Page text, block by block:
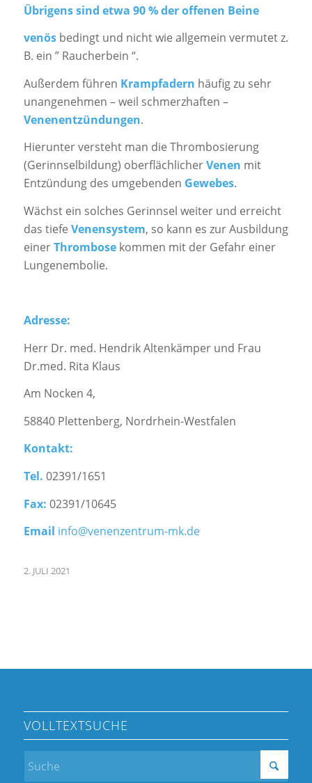
Übrigens sind etwa 90 % der offenen Beine
venösbedingt und nicht wie allgemein vermutet z.
B. ein ” Raucherbein “.
Außerdem führen Krampfadern häufig zu sehr
unangenehmen – weil schmerzhaften –
Venenentzündungen.
Hierunter versteht man die Thrombosierung
(Gerinnselbildung) oberflächlicherVenen mit
Entzündung des umgebenden Gewebes.
Wächst ein solches Gerinnsel weiter und erreicht
das tiefe Venensystem, so kann es zur Ausbildung
einerThrombosekommen mit der Gefahr einer
Lungenembolie.
Adresse:
Herr Dr. med. Hendrik Altenkämper und Frau
Dr.med. Rita Klaus
Am Nocken 4,
58840 Plettenberg, Nordrhein-Westfalen
Kontakt:
Tel. 02391/1651
Fax: 02391/10645
Email info@venenzentrum-mk.de
2. JULI 2021
VOLLTEXTSUCHE